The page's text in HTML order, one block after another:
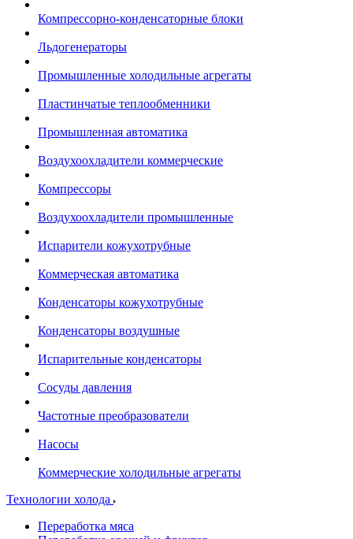
Компрессорно-конденсаторные блоки
Льдогенераторы
Промышленные холодильные агрегаты
Пластинчатые теплообменники
Промышленная автоматика
Воздухоохладители коммерческие
Компрессоры
Воздухоохладители промышленные
Испарители кожухотрубные
Коммерческая автоматика
Конденсаторы кожухотрубные
Конденсаторы воздушные
Испарительные конденсаторы
Сосуды давления
Частотные преобразователи
Насосы
Коммерческие холодильные агрегаты
Технологии холода
Переработка мяса